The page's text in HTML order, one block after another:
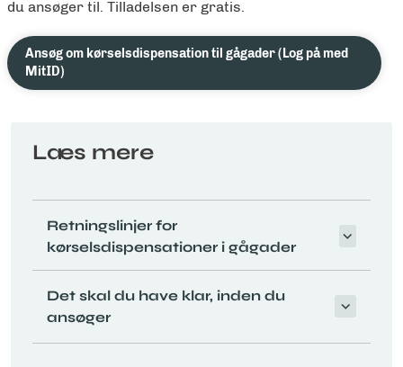
du ansøger til. Tilladelsen er gratis.
Ansøg om kørselsdispensation til gågader (Log på med
MitID)
Læs mere
Retningslinjer for
kørselsdispensationer i gågader
Det skal du have klar, inden du
ansøger